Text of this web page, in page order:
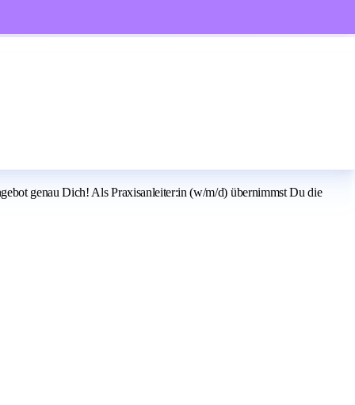
genau Dich! Als Praxisanleiter:in (w/m/d) übernimmst Du die